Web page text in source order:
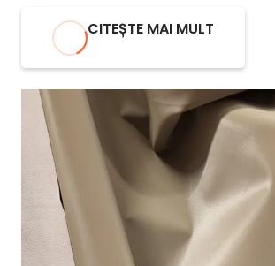
CITEȘTE MAI MULT